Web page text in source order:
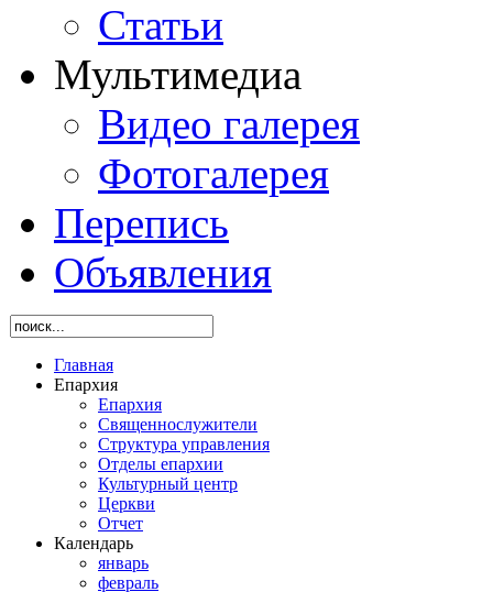
Статьи
Мультимедиа
Видео галерея
Фотогалерея
Перепись
Объявления
Главная
Епархия
Епархия
Священнослужители
Структура управления
Отделы епархии
Культурный центр
Церкви
Отчет
Календарь
январь
февраль